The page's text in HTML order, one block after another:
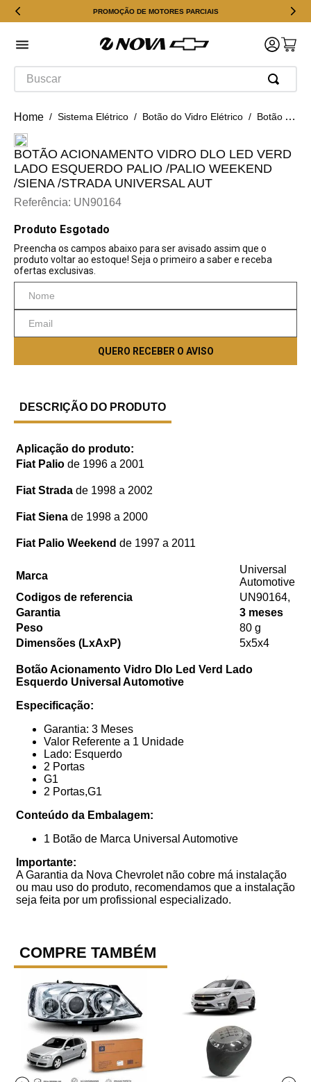
PROMOÇÃO DE MOTORES PARCIAIS
Buscar
Sistema Elétrico Botão do Vidro Elétrico Botão Acionamento Vidro Dlo Led Verd Lado Esquerdo Palio /palio Weekend /siena /strada Universal Aut
BOTÃO ACIONAMENTO VIDRO DLO LED VERD
LADO ESQUERDO PALIO /PALIO WEEKEND
/SIENA /STRADA UNIVERSAL AUT
Referência: UN90164
DESCRIÇÃO DO PRODUTO
Aplicação do produto:
Fiat Palio de 1996 a 2001
Fiat Strada de 1998 a 2002
Fiat Siena de 1998 a 2000
Fiat Palio Weekend de 1997 a 2011
Marca
Universal
Automotive
Codigos de referencia
UN90164,
Garantia
3 meses
Peso
80 g
Dimensões (LxAxP)
5x5x4
Botão Acionamento Vidro Dlo Led Verd Lado
Esquerdo Universal Automotive
Especificação:
Garantia: 3 Meses
Valor Referente a 1 Unidade
Lado: Esquerdo
2 Portas
G1
2 Portas,G1
Conteúdo da Embalagem:
1 Botão de Marca Universal Automotive
Importante:
A Garantia da Nova Chevrolet não cobre má instalação
ou mau uso do produto, recomendamos que a instalação
seja feita por um profissional especializado.
COMPRE TAMBÉM